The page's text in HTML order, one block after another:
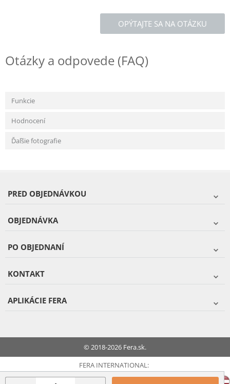
OPÝTAJTE SA NA OTÁZKU
Otázky a odpovede (FAQ)
Funkcie
Hodnocení
Ďaľšie fotografie
PRED OBJEDNÁVKOU
OBJEDNÁVKA
PO OBJEDNANÍ
KONTAKT
APLIKÁCIE FERA
© 2018-2026 Fera.sk.
FERA INTERNATIONAL: